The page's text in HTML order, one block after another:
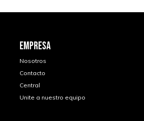
EMPRESA
Nosotros
Contacto
Central
Unite a nuestro equipo